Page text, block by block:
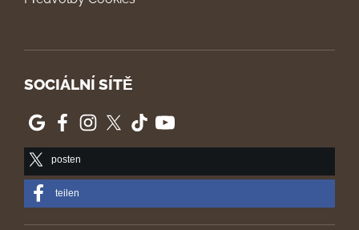
SOCIÁLNÍ SÍTĚ
posten
teilen